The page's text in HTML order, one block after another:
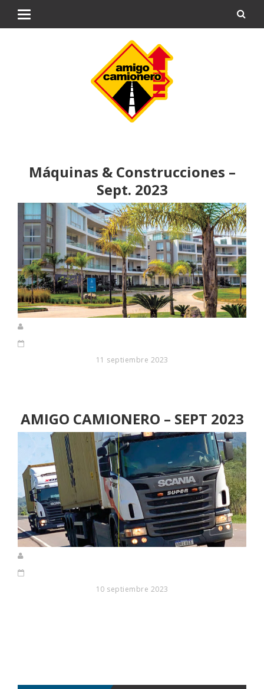
Máquinas & Construcciones –
Sept. 2023
11 septiembre 2023
AMIGO CAMIONERO – SEPT 2023
10 septiembre 2023